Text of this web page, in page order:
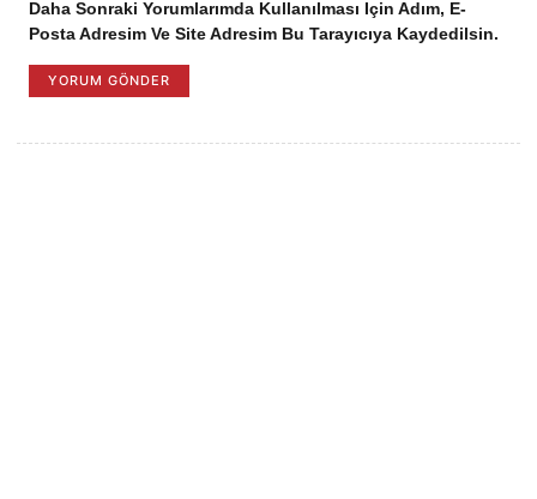
Daha Sonraki Yorumlarımda Kullanılması Için Adım, E-
Posta Adresim Ve Site Adresim Bu Tarayıcıya Kaydedilsin.